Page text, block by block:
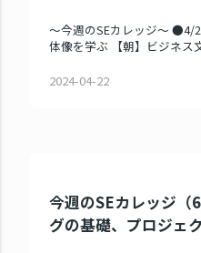
～今週のSEカレッジ～ ●4/
体像を学ぶ 【朝】ビジネス
2024-04-22
今週のSEカレッジ
グの基礎、プロジェ